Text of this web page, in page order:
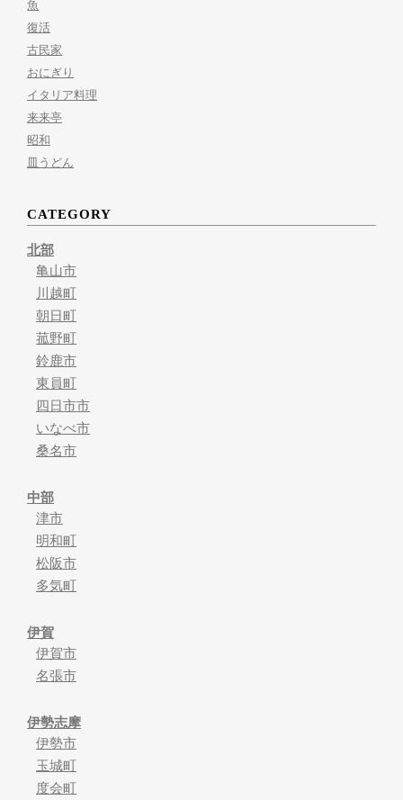
魚
復活
古民家
おにぎり
イタリア料理
来来亭
昭和
皿うどん
CATEGORY
北部
亀山市
川越町
朝日町
菰野町
鈴鹿市
東員町
四日市市
いなべ市
桑名市
中部
津市
明和町
松阪市
多気町
伊賀
伊賀市
名張市
伊勢志摩
伊勢市
玉城町
度会町